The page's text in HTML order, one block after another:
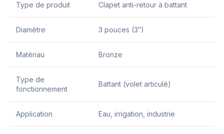
Type de produit Clapet anti-retour à battant
Diamètre 3 pouces (3″)
Matériau Bronze
Type de
fonctionnement
Battant (volet articulé)
Application Eau, irrigation, industrie